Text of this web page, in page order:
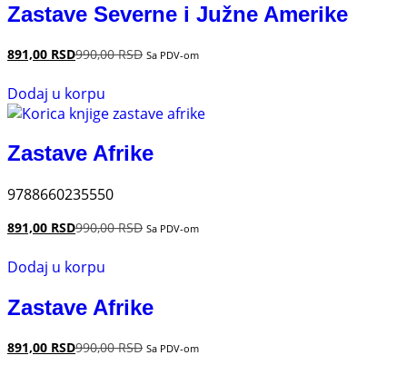
Zastave Severne i Južne Amerike
891,00 RSD990,00RSD Sa PDV-om
Dodaj u korpu
Zastave Afrike
9788660235550
891,00 RSD990,00RSD Sa PDV-om
Dodaj u korpu
Zastave Afrike
891,00 RSD990,00RSD Sa PDV-om